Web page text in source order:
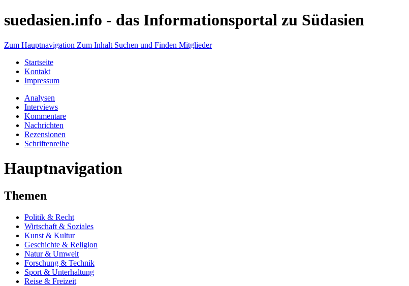
suedasien.info - das Informationsportal zu Südasien
Zum Hauptnavigation Zum Inhalt Suchen und Finden Mitglieder
Startseite
Kontakt
Impressum
Analysen
Interviews
Kommentare
Nachrichten
Rezensionen
Schriftenreihe
Hauptnavigation
Themen
Politik & Recht
Wirtschaft & Soziales
Kunst & Kultur
Geschichte & Religion
Natur & Umwelt
Forschung & Technik
Sport & Unterhaltung
Reise & Freizeit